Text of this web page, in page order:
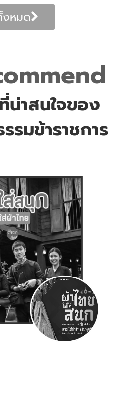
งหมด
น่าสนใจของ
รมข้าราชการ